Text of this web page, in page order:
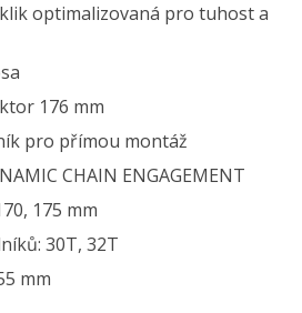
optimalizovaná pro tuhost a
176 mm
pro přímou montáž
CHAIN ​​ENGAGEMENT
175 mm
30T, 32T
mm